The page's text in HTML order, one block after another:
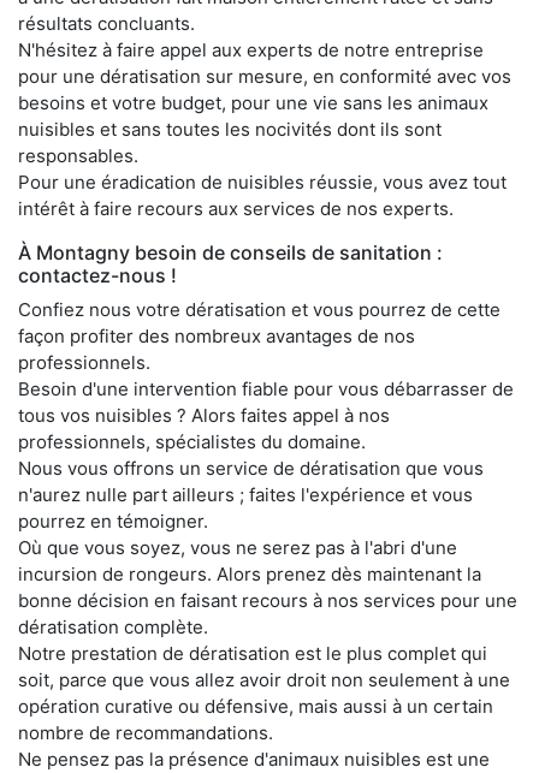
résultats concluants.
N'hésitez à faire appel aux experts de notre entreprise
pour une dératisation sur mesure, en conformité avec vos
besoins et votre budget, pour une vie sans les animaux
nuisibles et sans toutes les nocivités dont ils sont
responsables.
Pour une éradication de nuisibles réussie, vous avez tout
intérêt à faire recours aux services de nos experts.
À Montagny besoin de conseils de sanitation :
contactez-nous !
Confiez nous votre dératisation et vous pourrez de cette
façon profiter des nombreux avantages de nos
professionnels.
Besoin d'une intervention fiable pour vous débarrasser de
tous vos nuisibles ? Alors faites appel à nos
professionnels, spécialistes du domaine.
Nous vous offrons un service de dératisation que vous
n'aurez nulle part ailleurs ; faites l'expérience et vous
pourrez en témoigner.
Où que vous soyez, vous ne serez pas à l'abri d'une
incursion de rongeurs. Alors prenez dès maintenant la
bonne décision en faisant recours à nos services pour une
dératisation complète.
Notre prestation de dératisation est le plus complet qui
soit, parce que vous allez avoir droit non seulement à une
opération curative ou défensive, mais aussi à un certain
nombre de recommandations.
Ne pensez pas la présence d'animaux nuisibles est une